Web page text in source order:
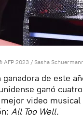
AFP 2023 / Sasha
ganadora de este
ganó
video
All Too Well.